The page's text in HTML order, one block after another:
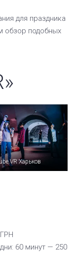
для праздника
обзор подобных
VR Харьков
60 минут — 250